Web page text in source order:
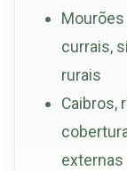
currais,
rurais
Caibros,
externas